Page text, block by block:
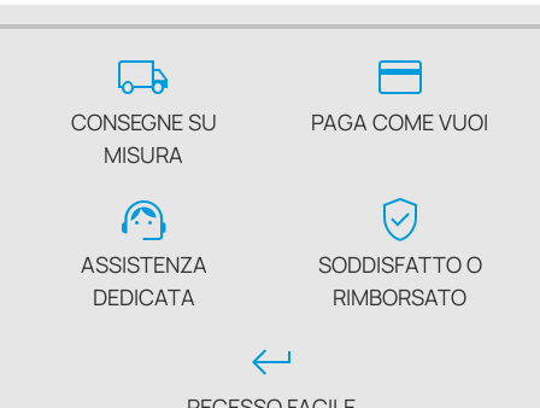
local_shipping
CONSEGNE SU
MISURA
credit_card
PAGA COME VUOI
support_agent
ASSISTENZA
DEDICATA
verified_user
SODDISFATTO O
RIMBORSATO
keyboard_return